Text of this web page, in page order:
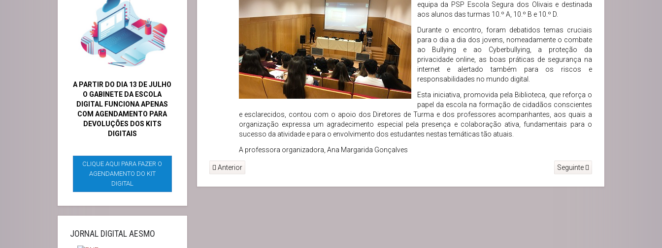
equipa da PSP Escola Segura dos Olivais e destinada
aos alunos das turmas 10.º A, 10.º B e 10.º D.
Durante o encontro, foram debatidos temas cruciais
para o dia a dia dos jovens, nomeadamente o combate
ao Bullying e ao Cyberbullying, a proteção da
privacidade online, as boas práticas de segurança na
internet e alertado também para os riscos e
responsabilidades no mundo digital.
Esta iniciativa, promovida pela Biblioteca, que reforça o
papel da escola na formação de cidadãos conscientes
e esclarecidos, contou com o apoio dos Diretores de Turma e dos professores acompanhantes, aos quais a
organização expressa um agradecimento especial pela presença e colaboração ativa, fundamentais para o
sucesso da atividade e para o envolvimento dos estudantes nestas temáticas tão atuais.
A professora organizadora, Ana Margarida Gonçalves
Anterior Seguinte
A PARTIR DO DIA 13 DE JULHO
O GABINETE DA ESCOLA
DIGITAL FUNCIONA APENAS
COM AGENDAMENTO PARA
DEVOLUÇÕES DOS KITS
DIGITAIS
CLIQUE AQUI PARA FAZER O
AGENDAMENTO DO KIT
DIGITAL
JORNAL DIGITAL AESMO